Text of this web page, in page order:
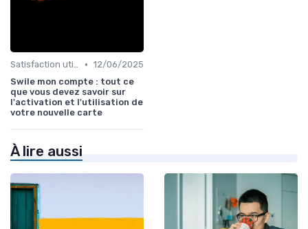
Satisfaction utilisateurs • 12/06/2025
Swile mon compte : tout ce
que vous devez savoir sur
l'activation et l'utilisation de
votre nouvelle carte
À lire aussi